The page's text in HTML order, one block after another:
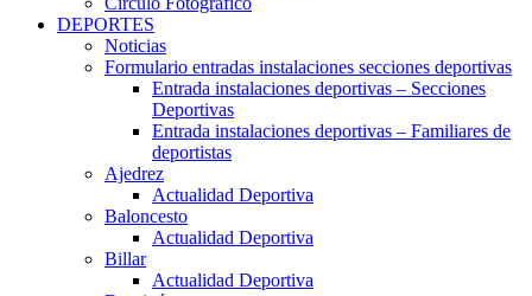
DEPORTES
Noticias
Formulario entradas instalaciones secciones deportivas
Entrada instalaciones deportivas – Secciones
Deportivas
Entrada instalaciones deportivas – Familiares de
deportistas
Ajedrez
Actualidad Deportiva
Baloncesto
Actualidad Deportiva
Billar
Actualidad Deportiva